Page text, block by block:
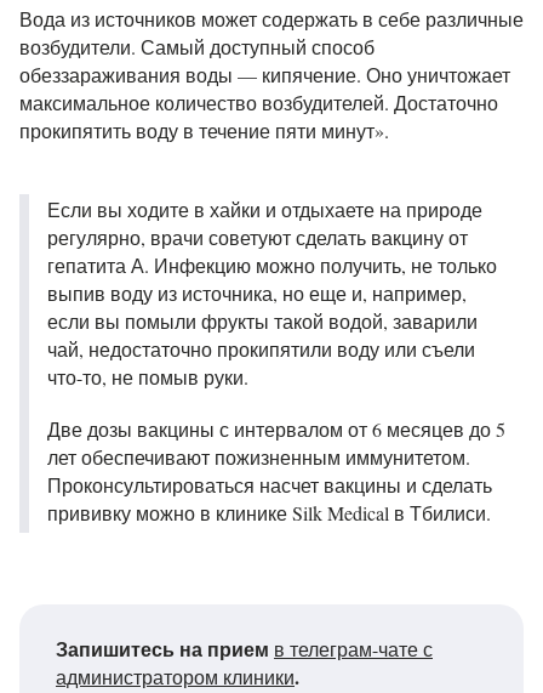
Вода из источников может содержать в себе различные
возбудители. Самый доступный способ
обеззараживания воды — кипячение. Оно уничтожает
максимальное количество возбудителей. Достаточно
прокипятить воду в течение пяти минут».
Если вы ходите в хайки и отдыхаете на природе
регулярно, врачи советуют сделать вакцину от
гепатита А. Инфекцию можно получить, не только
выпив воду из источника, но еще и, например,
если вы помыли фрукты такой водой, заварили
чай, недостаточно прокипятили воду или съели
что-то, не помыв руки.
Две дозы вакцины с интервалом от 6 месяцев до 5
лет обеспечивают пожизненным иммунитетом.
Проконсультироваться насчет вакцины и сделать
прививку можно в клинике Silk Medical в Тбилиси.
Запишитесь на прием в телеграм-чате с
администратором клиники.